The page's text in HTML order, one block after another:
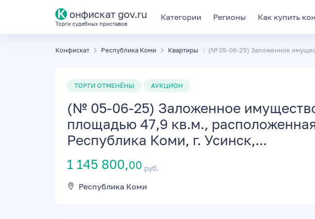
К онфискат gov.ru
Торги судебных приставов
Категории Регионы Как купить
Конфискат Республика Коми Квартиры (№ 05-06-25) Заложенное
ТОРГИ ОТМЕНЁНЫ АУКЦИОН
(№ 05-06-25) Заложенное
площадью 47,9 кв.м.,
Республика Коми, г. Усинск,...
1 145 800,00 руб.
Республика Коми